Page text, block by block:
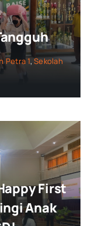
Petra 1,Sekolah
First
Anak